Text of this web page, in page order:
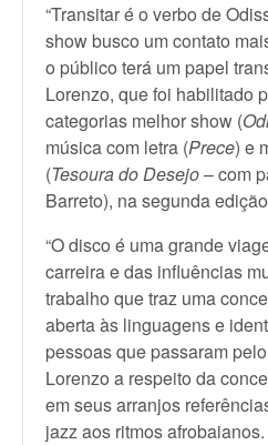
“Transitar é o verbo de
show busco um contato
o público terá um papel
Lorenzo, que foi habilitado
categorias melhor show (
música com letra (Prece) e
(Tesoura do Desejo– com
Barreto), na segunda
“O disco é uma grande
carreira e das influências
trabalho que traz uma
aberta às linguagens e
pessoas que passaram
Lorenzo a respeito da
em seus arranjos
jazz aos ritmos afrobaianos.